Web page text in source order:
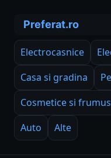
Electrocasnice
Casa si gradina
Cosmetice si
Auto
Alte